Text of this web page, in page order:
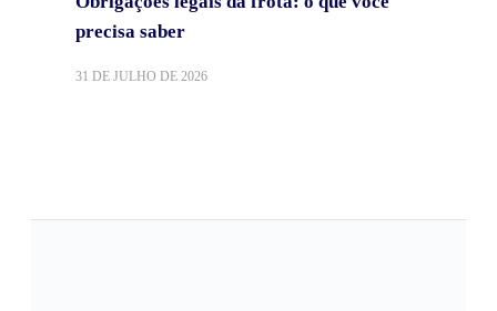
precisa saber
31 DE JULHO DE 2026